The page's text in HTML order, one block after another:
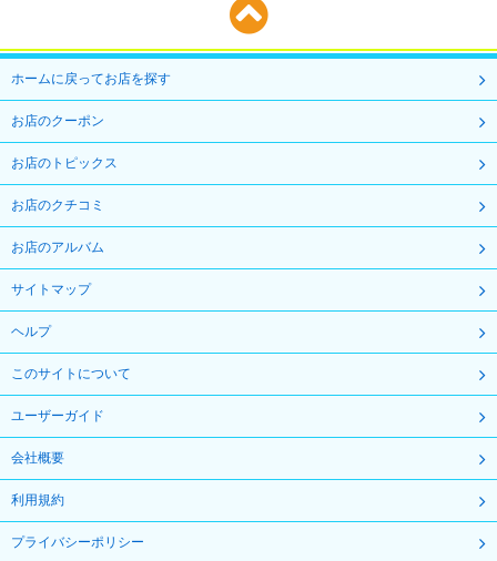
ホームに戻ってお店を探す
お店のクーポン
お店のトピックス
お店のクチコミ
お店のアルバム
サイトマップ
ヘルプ
このサイトについて
ユーザーガイド
会社概要
利用規約
プライバシーポリシー